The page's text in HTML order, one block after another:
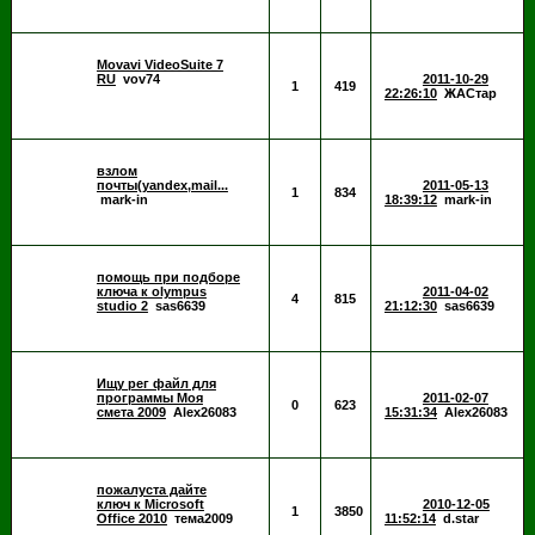
Movavi VideoSuite 7
RU vov74 1 419
2011-10-29
22:26:10 ЖАСтар
взлом
почты(yandex,mail...
mark-in
1 834
2011-05-13
18:39:12 mark-in
помощь при подборе
ключа к olympus
studio 2 sas6639 4 815
2011-04-02
21:12:30 sas6639
Ищу рег файл для
программы Моя
смета 2009 Alex26083 0 623
2011-02-07
15:31:34 Alex26083
пожалуста дайте
ключ к Microsoft
Office 2010 тема2009 1 3850
2010-12-05
11:52:14 d.star